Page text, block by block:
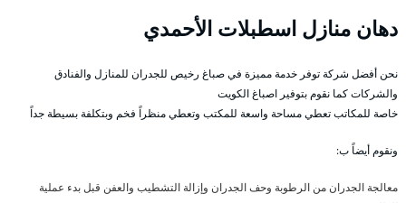
دهان منازل اسطبلات الأحمدي
نحن أفضل شركة توفر خدمة مميزة في صباغ رخيص للجدران للمنازل والفنادق
والشركات كما نقوم بتوفير اصباغ الكويت
خاصة للمكاتب تعطي مساحة واسعة للمكتب وتعطي منظراً فخم وبتكلفة بسيطة جداً
ونقوم أيضاً ب:
معالجة الجدران من الرطوبة وحف الجدران وإزالة التشطيب والعفن قبل بدء عملية